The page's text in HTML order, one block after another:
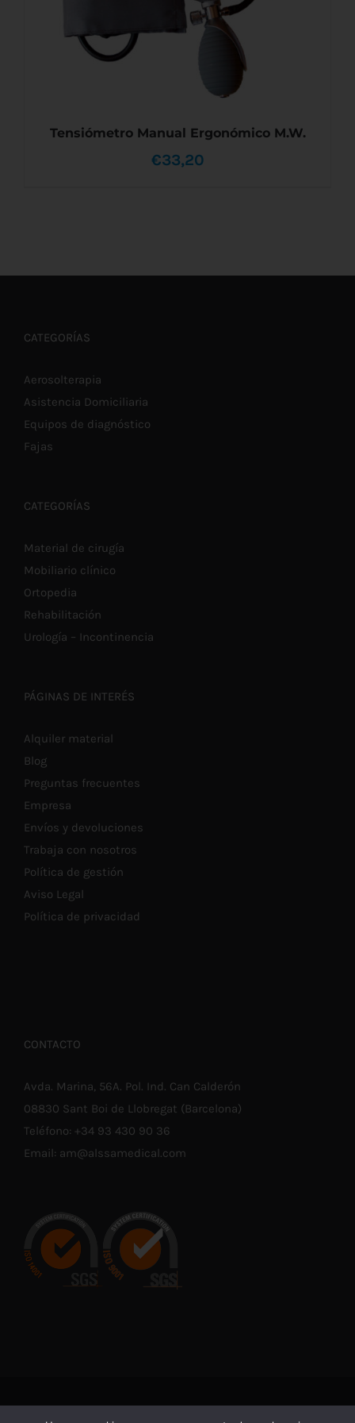
DE
PRODUCTO
Tensiómetro Manual Ergonómico M.W.
€33,20
CATEGORÍAS
Aerosolterapia
Asistencia Domiciliaria
Equipos de diagnóstico
Fajas
CATEGORÍAS
Material de cirugía
Mobiliario clínico
Ortopedia
Rehabilitación
Urología – Incontinencia
PÁGINAS DE INTERÉS
Alquiler material
Blog
Preguntas frecuentes
Empresa
Envíos y devoluciones
Trabaja con nosotros
Política de gestión
Aviso Legal
Política de privacidad
CONTACTO
Avda. Marina, 56A. Pol. Ind. Can Calderón
08830 Sant Boi de Llobregat (Barcelona)
Teléfono: +34 93 430 90 36
Email: am@alssamedical.com